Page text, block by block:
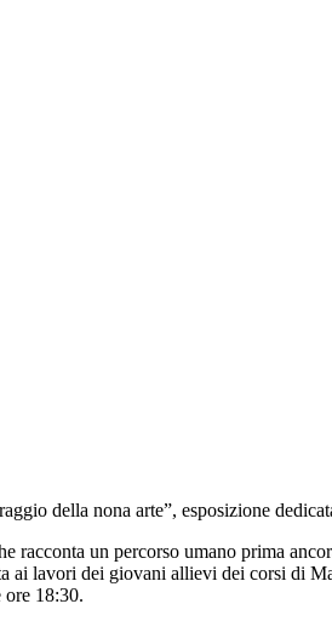
della nona arte”, esposizione
racconta un percorso umano prima
ai lavori dei giovani allievi dei corsi di
18:30.